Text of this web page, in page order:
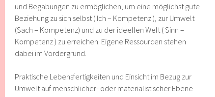
und Begabungen zu ermöglichen, um eine möglichst gute
Beziehung zu sich selbst ( Ich – Kompetenz ), zur Umwelt
(Sach – Kompetenz) und zu der ideellen Welt ( Sinn –
Kompetenz ) zu erreichen. Eigene Ressourcen stehen
dabei im Vordergrund.
Praktische Lebensfertigkeiten und Einsicht im Bezug zur
Umwelt auf menschlicher- oder materialistischer Ebene